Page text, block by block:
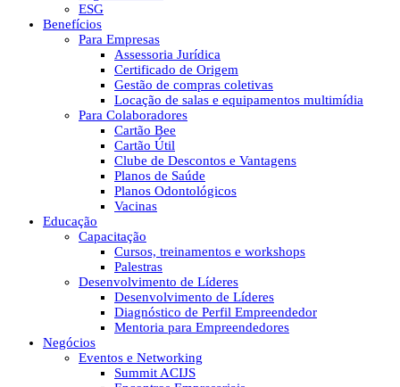
ESG
Benefícios
Para Empresas
Assessoria Jurídica
Certificado de Origem
Gestão de compras coletivas
Locação de salas e equipamentos multimídia
Para Colaboradores
Cartão Bee
Cartão Útil
Clube de Descontos e Vantagens
Planos de Saúde
Planos Odontológicos
Vacinas
Educação
Capacitação
Cursos, treinamentos e workshops
Palestras
Desenvolvimento de Líderes
Desenvolvimento de Líderes
Diagnóstico de Perfil Empreendedor
Mentoria para Empreendedores
Negócios
Eventos e Networking
Summit ACIJS